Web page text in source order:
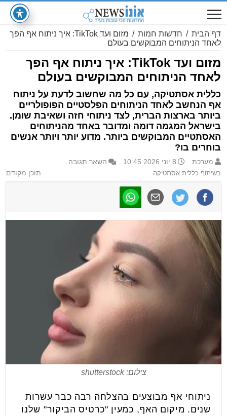
דף הבית / חדשות חמות /
מזום ועד TikTok: איך ניתוח אף הפך
לאחד הניתוחים המבוקשים בעולם
מזום ועד TikTok: איך ניתוח אף הפך
לאחד הניתוחים המבוקשים בעולם
כללית אסתטיקה, עם כל מה שחשוב לדעת על ניתוח
אף הנחשב לאחד הניתוחים הפלסטיים הפופולריים
ביותר בארצות הברית, לצד ניתוחי חזה ושאיבת שומן.
בישראל המגמה דומה ומדובר באחד מהניתוחים
האסתטיים המבוקשים ביותר. מדוע יותר ויותר אנשים
בוחרים בו?
מערכת 8 יוני 2026 10:45
השאר תגובה
בשיתוף כללית אסתטיקה
תוכן מקודם
צילום: shutterstock
ניתוחי אף מבוצעים בהצלחה רבה כבר עשרות
שנים. מיקום האף, כמעין "כרטיס הביקור" שלנו